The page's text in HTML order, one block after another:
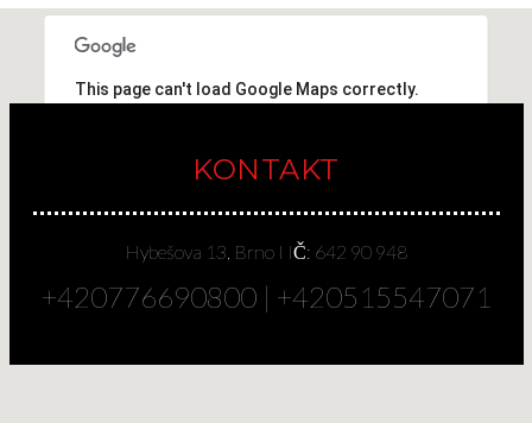
KONTAKT
Hybešova 13, Brno I IČ: 642 90 948
+420776690800 | +420515547071
This page can't load Google Maps correctly.